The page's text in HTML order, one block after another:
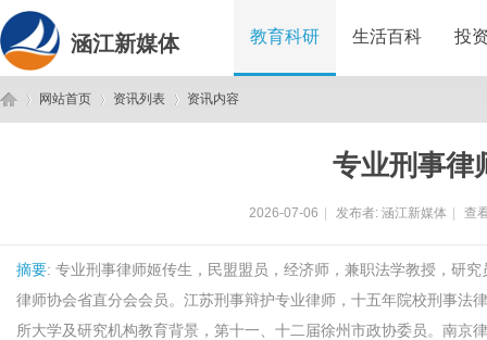
涵江新媒体 教育科研 生活百科 投
网站首页 资讯列表 资讯内容
专业刑事律
2026-07-06 发布者: 涵江新媒体 查
摘要: 专业刑事律师姬传生，民盟盟员，经济师，兼职法学教授，研
律师协会省直分会会员。江苏刑事辩护专业律师，十五年院校刑事法
所大学及研究机构教育背景，第十一、十二届徐州市政协委员。南京